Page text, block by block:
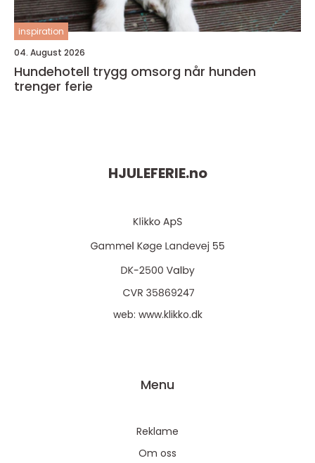
inspiration
04. August 2026
Hundehotell trygg omsorg når hunden
trenger ferie
HJULEFERIE.no
web: www.klikko.dk
Menu
Reklame
Om oss